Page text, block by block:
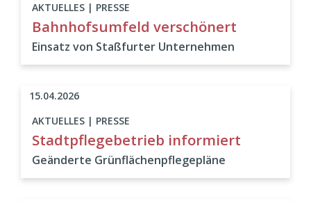
AKTUELLES | PRESSE
Bahnhofsumfeld verschönert
Einsatz von Staßfurter Unternehmen
AKTUELLES | PRESSE
Stadtpflegebetrieb informiert
Geänderte Grünflächenpflegepläne
15.04.2026